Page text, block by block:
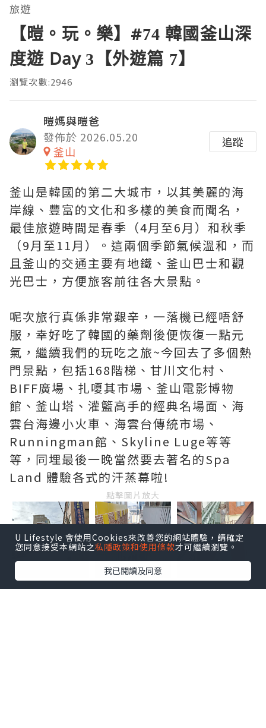
旅遊
【暟。玩。樂】#74 韓國釜山深
度遊 Day 3【外遊篇 7】
瀏覽次數:2946
暟媽與暟爸
發佈於 2026.05.20
釜山
追蹤
釜山是韓國的第二大城市，以其美麗的海
岸線、豐富的文化和多樣的美食而聞名，
最佳旅遊時間是春季（4月至6月）和秋季
（9月至11月）。這兩個季節氣候溫和，而
且釜山的交通主要有地鐵、釜山巴士和觀
光巴士，方便旅客前往各大景點。
呢次旅行真係非常艱辛，一落機已經唔舒
服，幸好吃了韓國的藥劑後便恢復一點元
氣，繼續我們的玩吃之旅~今回去了多個熱
門景點，包括168階梯、甘川文化村、
BIFF廣場、扎嗄其市場、釜山電影博物
館、釜山塔、灌籃高手的經典名場面、海
雲台海邊小火車、海雲台傳統市場、
Runningman館、Skyline Luge等等
等，同埋最後一晚當然要去著名的Spa
Land 體驗各式的汗蒸幕啦!
點擊圖片放大
由鐵路站行上168階梯大約10-15分鐘，到
U Lifestyle 會使用Cookies來改善您的網站體驗，請確定
您同意接受本網站之私隱政策和使用條款才可繼續瀏覽。
我已閱讀及同意